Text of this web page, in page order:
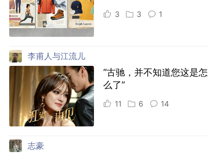
3 3 1
李甫人与江流儿
“古驰，并不知道您这是怎
么了”
11 6 14
志豪